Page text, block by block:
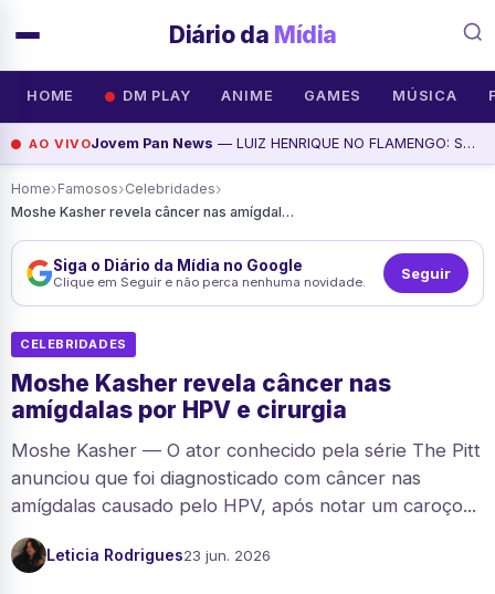
Diário da Mídia
HOME DM PLAY ANIME GAMES MÚSICA
AO VIVOJovem Pan News — LUIZ HENRIQUE NO FLAMENGO: SAIBA TUDO; PALMEIRAS PERDE, MAS AVANÇA; VINI VAI RENOVAR? | BATE-PRONTO, assista agora
Home›Famosos›Celebridades›
Moshe Kasher revela câncer nas amígdalas por HPV e cirurgia
Siga o Diário da Mídia no Google
Clique em Seguir e não perca nenhuma novidade. Seguir
CELEBRIDADES
Moshe Kasher revela câncer nas
amígdalas por HPV e cirurgia
Moshe Kasher — O ator conhecido pela série The Pitt
anunciou que foi diagnosticado com câncer nas
amígdalas causado pelo HPV, após notar um caroço...
Leticia Rodrigues23 jun. 2026